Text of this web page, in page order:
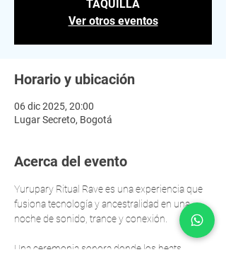
TAQUILLA
Ver otros eventos
Horario y ubicación
06 dic 2025, 20:00
Lugar Secreto, Bogotá
Acerca del evento
Yurupary Ritual Rave es una experiencia que
fusiona tecnología y ancestralidad en una
noche de sonido, trance y conexión.
Una ceremonia sonora donde los beats